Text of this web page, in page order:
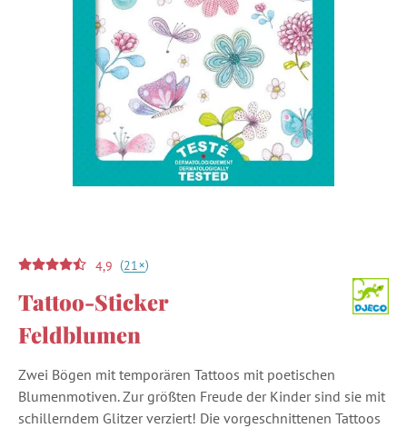
4,9 (21+)
Tattoo-Sticker
Feldblumen
Zwei Bögen mit temporären Tattoos mit poetischen
Blumenmotiven. Zur größten Freude der Kinder sind sie mit
schillerndem Glitzer verziert! Die vorgeschnittenen Tattoos